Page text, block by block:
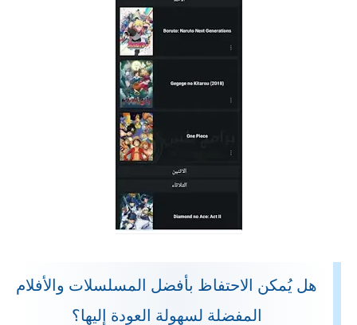
هل يُمكن الاحتفاظ بأفضل المسلسلات والأفلام
المفضلة لسهولة العودة إليها؟